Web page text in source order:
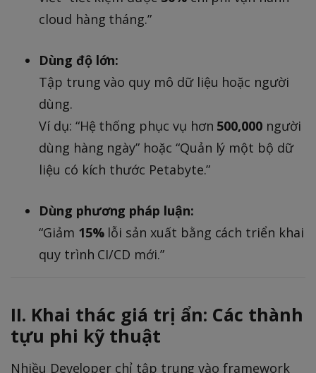
cloud hàng tháng.”
Dùng độ lớn:
Tập trung vào quy mô dữ liệu hoặc người
dùng.
Ví dụ: “Hệ thống phục vụ hơn 500,000 người
dùng hàng ngày” hoặc “Quản lý một bộ dữ
liệu có kích thước Petabyte.”
Dùng phương pháp luận:
“Giảm 15%lỗi sản xuất bằng cách triển khai
quy trình CI/CD mới.”
II. Khai thác giá trị ẩn: Các thành
tựu phi kỹ thuật
Nhiều Developer chỉ tập trung vào framework